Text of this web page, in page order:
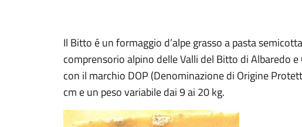
Il Bitto é un formaggio d’alpe grasso a pasta
comprensorio alpino delle Valli del Bitto di Albaredo
con il marchio DOP (Denominazione di Origine
cm e un peso variabile dai 9 ai 20 kg.